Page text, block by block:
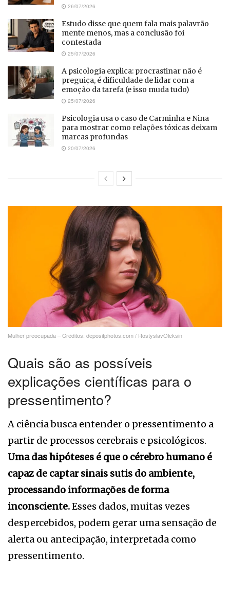
26/07/2026
Estudo disse que quem fala mais palavrão
mente menos, mas a conclusão foi
contestada
25/07/2026
A psicologia explica: procrastinar não é
preguiça, é dificuldade de lidar com a
emoção da tarefa (e isso muda tudo)
25/07/2026
Psicologia usa o caso de Carminha e Nina
para mostrar como relações tóxicas deixam
marcas profundas
20/07/2026
Mulher preocupada – Créditos: depositphotos.com / RostyslavOleksin
Quais são as possíveis
explicações científicas para o
pressentimento?
A ciência busca entender o pressentimento a
partir de processos cerebrais e psicológicos.
Uma das hipóteses é que o cérebro humano é
capaz de captar sinais sutis do ambiente,
processando informações de forma
inconsciente.Esses dados, muitas vezes
despercebidos, podem gerar uma sensação de
alerta ou antecipação, interpretada como
pressentimento.